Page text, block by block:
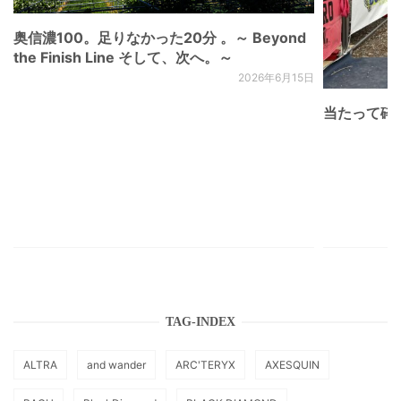
奥信濃100。足りなかった20分 。～ Beyond
the Finish Line そして、次へ。～
2026年6月15日
当たって砕
TAG-INDEX
ALTRA and wander ARC'TERYX AXESQUIN